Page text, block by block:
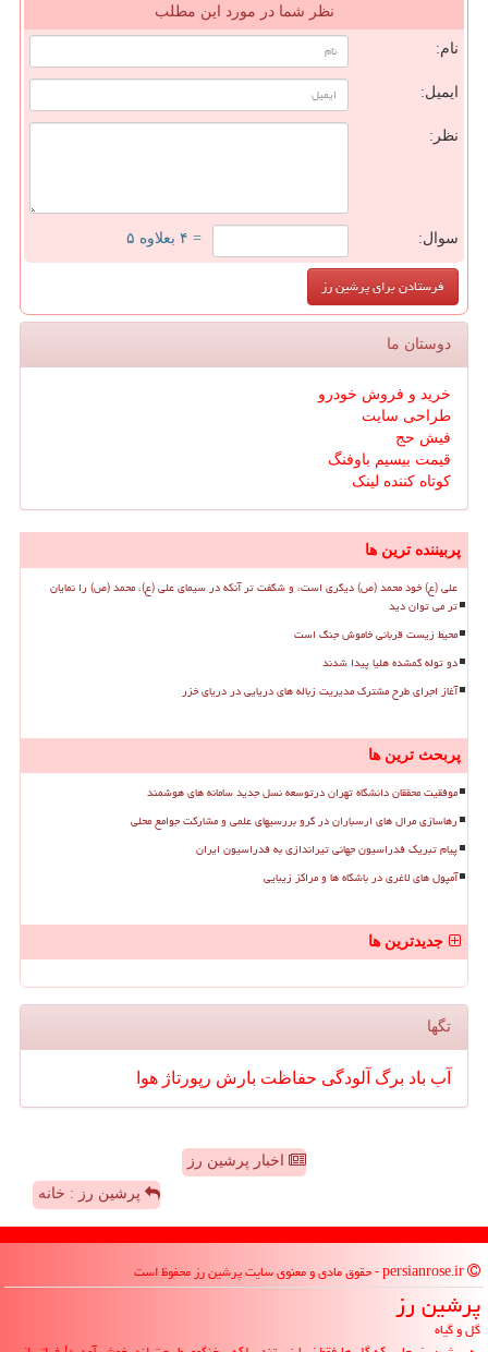
نظر شما در مورد این مطلب
نام:
ایمیل:
نظر:
سوال: = ۴ بعلاوه ۵
دوستان ما
خرید و فروش خودرو
طراحی سایت
فیش حج
قیمت بیسیم باوفنگ
کوتاه کننده لینک
پربیننده ترین ها
علی (ع) خود محمد (ص) دیگری است، و شگفت تر آنکه در سیمای علی (ع)، محمد (ص) را نمایان
تر می توان دید
محیط زیست قربانی خاموش جنگ است
دو توله گمشده هلیا پیدا شدند
آغاز اجرای طرح مشترک مدیریت زباله های دریایی در دریای خزر
پربحث ترین ها
موفقیت محققان دانشگاه تهران درتوسعه نسل جدید سامانه های هوشمند
رهاسازی مرال های ارسباران در گرو بررسیهای علمی و مشارکت جوامع محلی
پیام تبریک فدراسیون جهانی تیراندازی به فدراسیون ایران
آمپول های لاغری در باشگاه ها و مراکز زیبایی
جدیدترین ها
تگها
آب باد برگ آلودگی حفاظت بارش رپورتاژ هوا
اخبار پرشین رز
پرشین رز : خانه
پرشین رز
گل و گیاه